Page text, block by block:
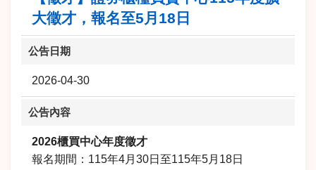
大徵才，報名至5月18日
公告日期
2026-04-30
公告內容
2026櫃買中心年度徵才
報名期間： 115年4月 30日至115年5月 18日